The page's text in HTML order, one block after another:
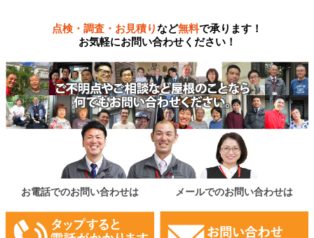
点検・調査・お見積りなど無料で承ります！
お気軽にお問い合わせください！
お電話でのお問い合わせは メールでのお問い合わせは